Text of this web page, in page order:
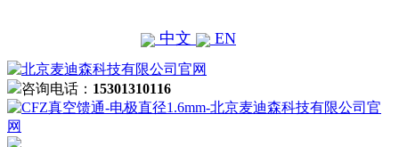
中文 EN
咨询电话： 15301310116